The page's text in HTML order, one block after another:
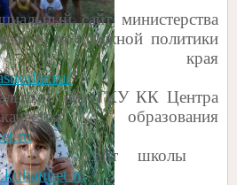
сайт министерства
и молодежной политики
края
сайт ГКУ КК Центра
образования
.ru
сайт школы
.kubannet.ru